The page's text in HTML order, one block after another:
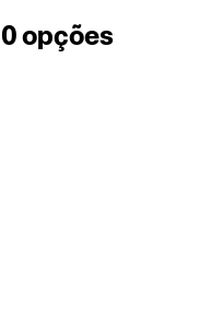
0 opções